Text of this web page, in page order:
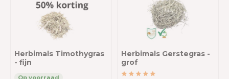
Herbimals Timothygras
- fijn
Herbimals Gerstegras -
grof